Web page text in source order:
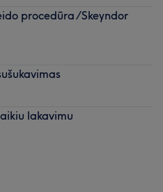
procedūra /Skeyndor
lakavimu